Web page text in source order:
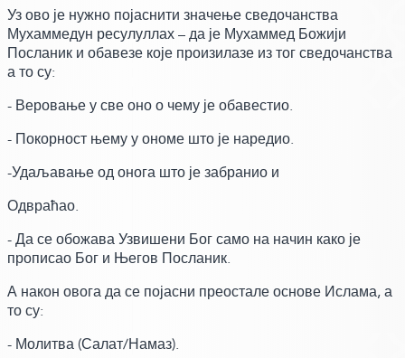
Уз ово је нужно појаснити значење сведочанства
Мухаммедун ресулуллах – да је Мухаммед Божији
Посланик и обавезе које произилазе из тог сведочанства
а то су:
- Веровање у све оно о чему је обавестио.
- Покорност њему у ономе што је наредио.
-Удаљавање од онога што је забранио и
Одвраћао.
- Да се обожава Узвишени Бог само на начин како је
прописао Бог и Његов Посланик.
А након овога да се појасни преостале основе Ислама,а
то су:
- Молитва(Салат/Намаз).